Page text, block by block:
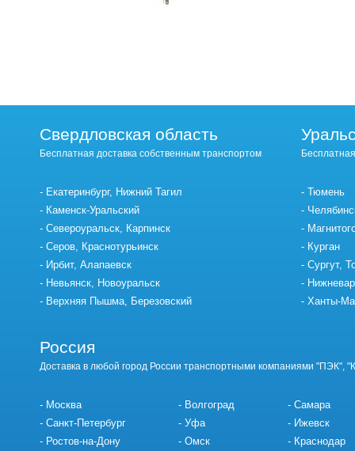
Свердловская область
Бесплатная доставка собственным транспортом
Екатеринбург, Нижний Тагил
Каменск-Уральский
Североуральск, Карпинск
Серов, Краснотурьинск
Ирбит, Алапаевск
Невьянск, Новоуральск
Верхняя Пышма, Березовский
Тюмень
Курган
Сургут,
Ханты-
Россия
Доставка в любой город России транспортными компаниями "ПЭК",
Москва
Санкт-Петербург
Ростов-на-Дону
Волгоград
Уфа
Омск
Самара
Ижевск
Краснодар